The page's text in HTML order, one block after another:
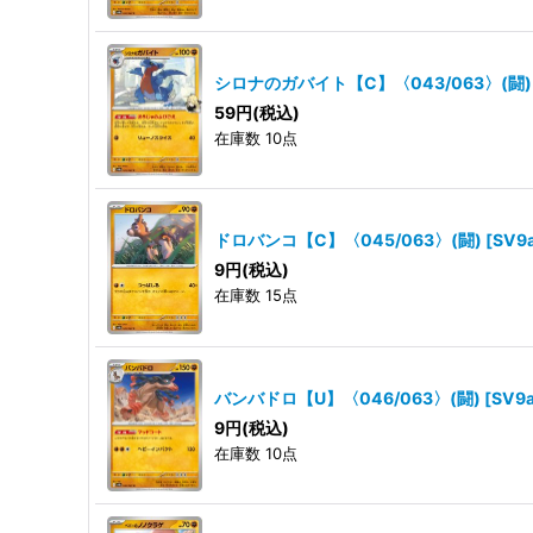
シロナのガバイト【C】〈043/063〉(闘)
59円(税込)
在庫数 10点
ドロバンコ【C】〈045/063〉(闘) [
9円(税込)
在庫数 15点
バンバドロ【U】〈046/063〉(闘) [
9円(税込)
在庫数 10点